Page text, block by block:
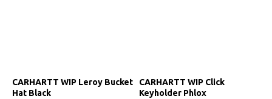
CARHARTT WIP Leroy Bucket
Hat Black
CARHARTT WIP Click
Keyholder Phlox